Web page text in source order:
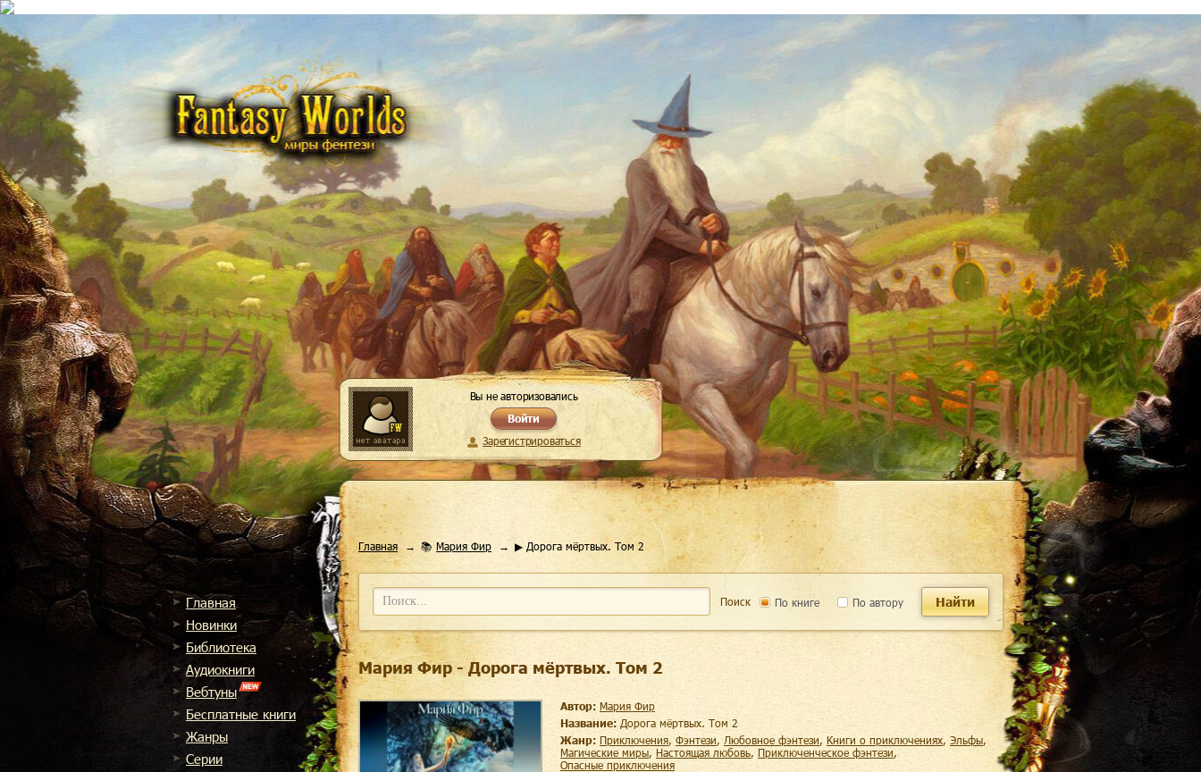
Вы не авторизовались
Войти
Зарегистрироваться
Главная
Новинки
Библиотека
Аудиокниги
Вебтуны
Бесплатные книги
Жанры
Cерии
Главная 📚 Мария Фир ▶ Дорога мёртвых. Том 2
Поиск По книге По автору Найти
Мария Фир - Дорога мёртвых. Том 2
Автор: Мария Фир
Название: Дорога мёртвых. Том 2
Жанр:
приключения, фэнтези, любовное фэнтези, книги о приключениях, эльфы,
магические миры, настоящая любовь, приключенческое фэнтези,
опасные приключения